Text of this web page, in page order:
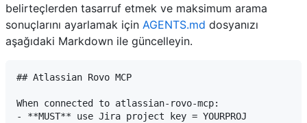
belirteçlerden tasarruf etmek ve maksimum arama
sonuçlarını ayarlamak için AGENTS.md dosyanızı
aşağıdaki Markdown ile güncelleyin.
## Atlassian Rovo MCP
When connected to atlassian-rovo-mcp:
- **MUST** use Jira project key = YOURPROJ